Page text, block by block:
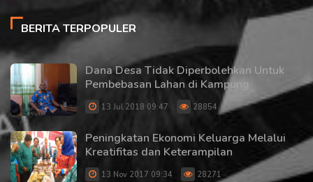
BERITA TERPOPULER
Dana Desa Tidak Diperbolehkan Untuk
Pembebasan Lahan di Kampung
13 Jul 2018 09:47 28854
Peningkatan Ekonomi Keluarga Melalui
Kreatifitas dan Keterampilan
13 Nov 2017 09:34 28271